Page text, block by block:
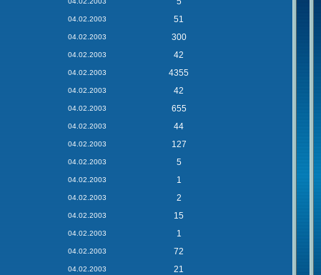
04.02.2003
51
04.02.2003
300
04.02.2003
42
04.02.2003
4355
04.02.2003
42
04.02.2003
655
04.02.2003
44
04.02.2003
127
04.02.2003
5
04.02.2003
1
04.02.2003
2
04.02.2003
15
04.02.2003
1
04.02.2003
72
04.02.2003
21